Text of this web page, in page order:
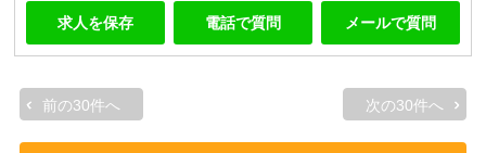
求人を保存 電話で質問 メールで質問
前の30件へ 次の30件へ